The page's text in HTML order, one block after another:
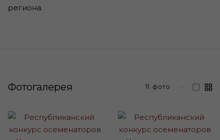
региона.
Фотогалерея 11 фото